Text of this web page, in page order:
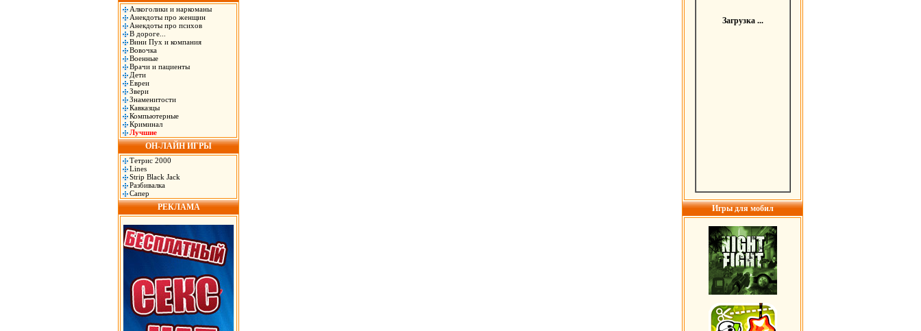
Алкоголики и наркоманы
Анекдоты про женщин
Анекдоты про психов
В дороге...
Вини Пух и компания
Вовочка
Военные
Врачи и пациенты
Дети
Евреи
Звери
Знаменитости
Кавказцы
Компьютерные
Криминал
Лучшие
ОН-ЛАЙН ИГРЫ
Тетрис 2000
Lines
Strip Black Jack
Разбивалка
Сапер
РЕКЛАМА
Загрузка ...
Игры для мобил